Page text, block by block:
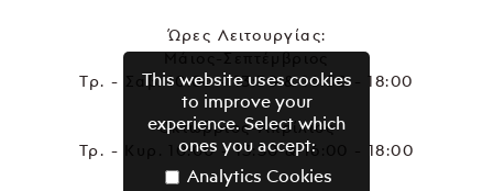
Ώρες Λειτουργίας:
Μάιος-Σεπτέμβριος
Τρ. - Σαβ. 10:00 - 13:30 & 16:00 - 18:00
Οκτώβριος-Απρίλιος
Τρ. - Κυρ. 10:00 - 13:30 & 16:00 - 18:00
This website uses cookies
to improve your
experience. Select which
ones you accept:
Analytics Cookies